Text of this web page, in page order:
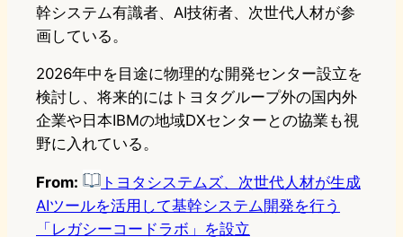
幹システム有識者、AI技術者、次世代人材が参
画している。
2026年中を目途に物理的な開発センター設立を
検討し、将来的にはトヨタグループ外の国内外
企業や日本IBMの地域DXセンターとの協業も視
野に入れている。
From:
トヨタシステムズ、次世代人材が生成
AIツールを活用して基幹システム開発を行う
「レガシーコードラボ」を設立